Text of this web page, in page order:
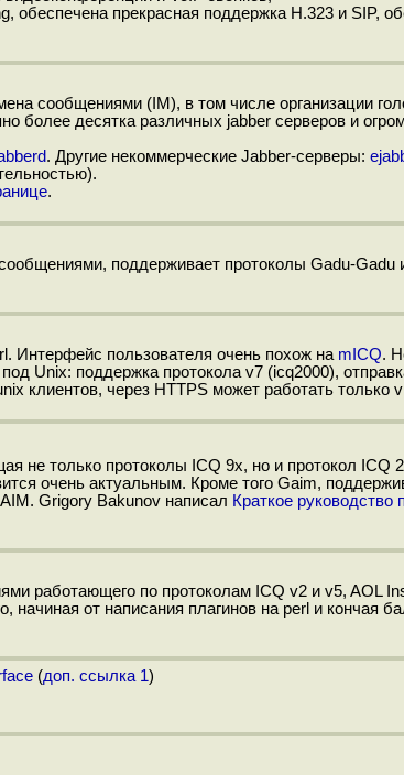
обеспечена прекрасная поддержка H.323 и SIP,
сообщениями (IM), в том числе организации
более десятка различных jabber серверов и
. Другие некоммерческие Jabber-серверы:
.
поддерживает протоколы Gadu-Gadu
Интерфейс пользователя очень похож на mICQ.
Unix: поддержка протокола v7 (icq2000),
клиентов, через HTTPS может работать только
только протоколы ICQ 9x, но и протокол ICQ
очень актуальным. Кроме того Gaim,
Grigory Bakunov написал Краткое руководство
работающего по протоколам ICQ v2 и v5, AOL
от написания плагинов на perl и кончая
(доп. ссылка 1)